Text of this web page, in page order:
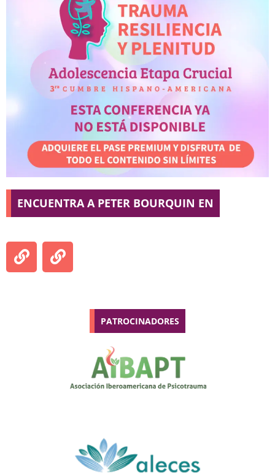
ENCUENTRA A PETER BOURQUIN EN
PATROCINADORES